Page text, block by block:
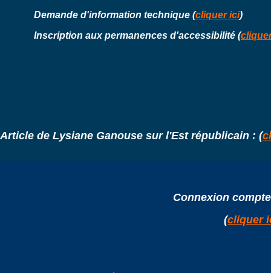
Demande d'information technique (cliquer ici)
Inscription aux permanences d'accessibilité (
Article de Lysiane Ganouse sur l'Est républicain : (
Connexion
(cliquer